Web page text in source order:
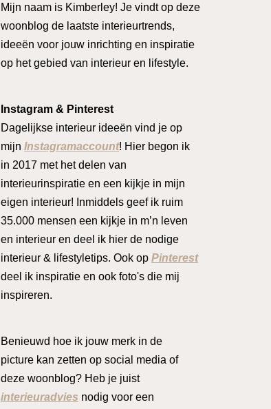
Mijn naam is Kimberley! Je vindt op deze
woonblog de laatste interieurtrends,
ideeën voor jouw inrichting en inspiratie
op het gebied van interieur en lifestyle.
Instagram & Pinterest
Dagelijkse interieur ideeën vind je op
mijn Instagramaccount! Hier begon ik
in 2017 met het delen van
interieurinspiratie en een kijkje in mijn
eigen interieur! Inmiddels geef ik ruim
35.000 mensen een kijkje in m’n leven
en interieur en deel ik hier de nodige
interieur & lifestyletips. Ook op Pinterest
deel ik inspiratie en ook foto's die mij
inspireren.
Benieuwd hoe ik jouw merk in de
picture kan zetten op social media of
deze woonblog? Heb je juist
interieuradvies nodig voor een